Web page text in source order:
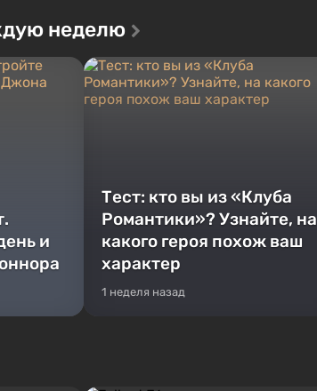
неделю
и
Тест: кто вы из «Клуба
Романтики»? Узнайте, на
какого героя похож ваш
характер
1 неделя назад